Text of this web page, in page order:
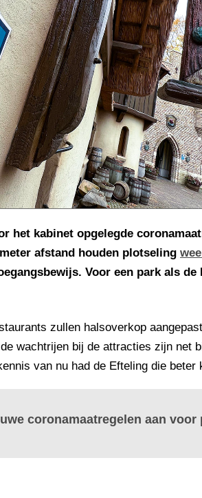
het kabinet opgelegde
afstand houden plotseling
Voor een park als
zullen halsoverkop
wachtrijen bij de attracties zijn net
van nu had de Efteling die beter
coronamaatregelen aan voor